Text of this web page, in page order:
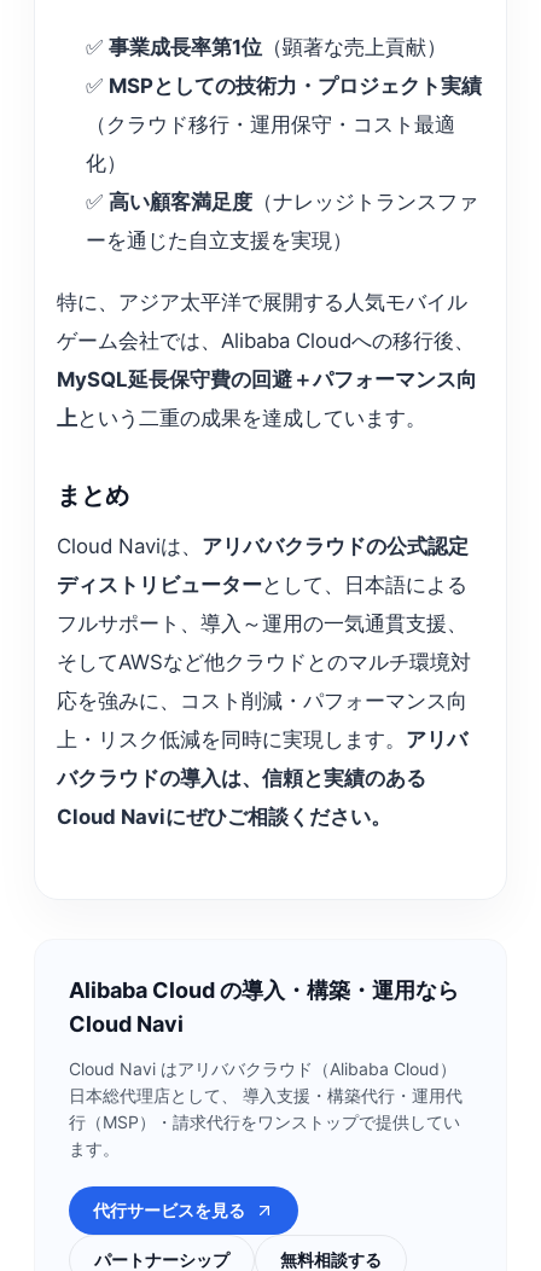
✅事業成長率第1位 （顕著な売上貢献）
✅ MSPとしての技術力・プロジェクト実績
（クラウド移行・運用保守・コスト最適
化）
✅高い顧客満足度 （ナレッジトランスファ
ーを通じた自立支援を実現）
特に、アジア太平洋で展開する人気モバイル
ゲーム会社では、Alibaba Cloudへの移行後、
MySQL延長保守費の回避＋パフォーマンス向
上という二重の成果を達成しています。
まとめ
Cloud Naviは、 アリババクラウドの公式認定
ディストリビューターとして、日本語による
フルサポート、導入～運用の一気通貫支援、
そしてAWSなど他クラウドとのマルチ環境対
応を強みに、コスト削減・パフォーマンス向
上・リスク低減を同時に実現します。 アリバ
バクラウドの導入は、信頼と実績のある
Cloud Naviにぜひご相談ください。
Alibaba Cloud の導入・構築・運用なら
Cloud Navi
Cloud Navi はアリババクラウド（Alibaba Cloud）
日本総代理店として、 導入支援・構築代行・運用代
行（MSP）・請求代行をワンストップで提供してい
ます。
代行サービスを見る
パートナーシップ 無料相談する